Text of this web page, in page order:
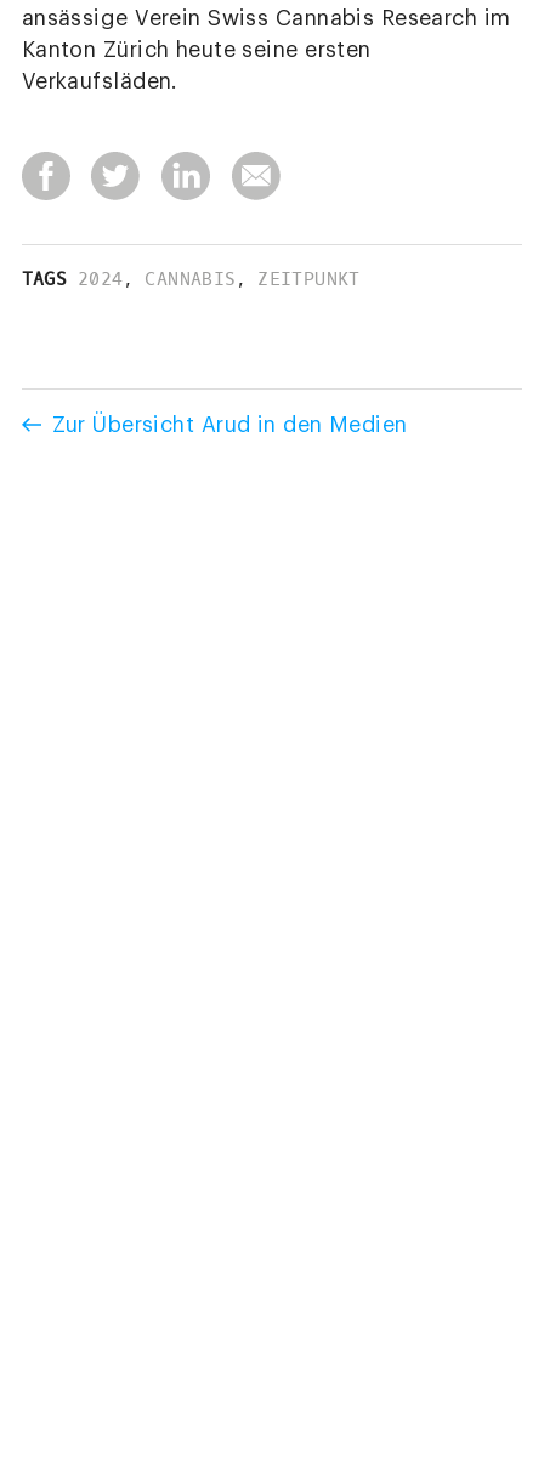
ansässige Verein Swiss Cannabis Research im
Kanton Zürich heute seine ersten
Verkaufsläden.
TAGS 2024, CANNABIS , ZEITPUNKT
Zur Übersicht Arud in den Medien